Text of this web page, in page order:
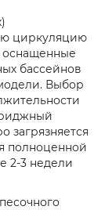
циркуляцию
оснащенные
бассейнов
Выбор
загрязняется
полноценной
2-3 недели